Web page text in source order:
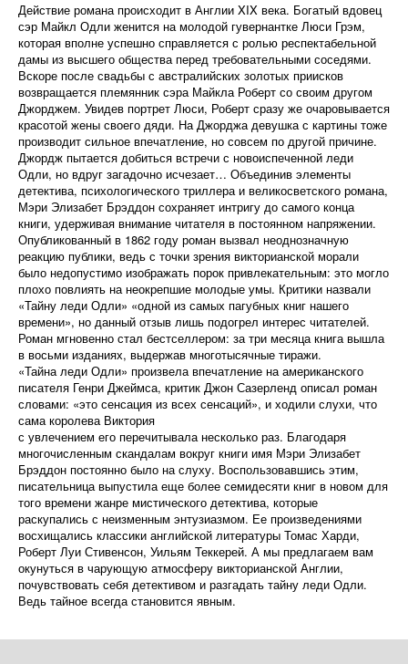
Действие романа происходит в Англии XIX века. Богатый вдовец
сэр Майкл Одли женится на молодой гувернантке Люси Грэм,
которая вполне успешно справляется с ролью респектабельной
дамы из высшего общества перед требовательными соседями.
Вскоре после свадьбы с австралийских золотых приисков
возвращается племянник сэра Майкла Роберт со своим другом
Джорджем. Увидев портрет Люси, Роберт сразу же очаровывается
красотой жены своего дяди. На Джорджа девушка с картины тоже
производит сильное впечатление, но совсем по другой причине.
Джордж пытается добиться встречи с новоиспеченной леди
Одли, но вдруг загадочно исчезает… Объединив элементы
детектива, психологического триллера и великосветского романа,
Мэри Элизабет Брэддон сохраняет интригу до самого конца
книги, удерживая внимание читателя в постоянном напряжении.
Опубликованный в 1862 году роман вызвал неоднозначную
реакцию публики, ведь с точки зрения викторианской морали
было недопустимо изображать порок привлекательным: это могло
плохо повлиять на неокрепшие молодые умы. Критики назвали
«Тайну леди Одли» «одной из самых пагубных книг нашего
времени», но данный отзыв лишь подогрел интерес читателей.
Роман мгновенно стал бестселлером: за три месяца книга вышла
в восьми изданиях, выдержав многотысячные тиражи.
«Тайна леди Одли» произвела впечатление на американского
писателя Генри Джеймса, критик Джон Сазерленд описал роман
словами: «это сенсация из всех сенсаций», и ходили слухи, что
сама королева Виктория
с увлечением его перечитывала несколько раз. Благодаря
многочисленным скандалам вокруг книги имя Мэри Элизабет
Брэддон постоянно было на слуху. Воспользовавшись этим,
писательница выпустила еще более семидесяти книг в новом для
того времени жанре мистического детектива, которые
раскупались с неизменным энтузиазмом. Ее произведениями
восхищались классики английской литературы Томас Харди,
Роберт Луи Стивенсон, Уильям Теккерей. А мы предлагаем вам
окунуться в чарующую атмосферу викторианской Англии,
почувствовать себя детективом и разгадать тайну леди Одли.
Ведь тайное всегда становится явным.